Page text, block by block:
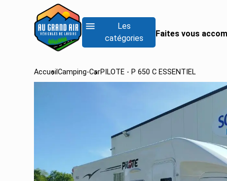
Les
catégories
RECHERCHER UN
Rechercher un
Rechercher un
Rechercher un van
Voir tous les
Voir tous les
Faites vous
AccueilCamping-CarPILOTE - P 650 C ESSENTIEL